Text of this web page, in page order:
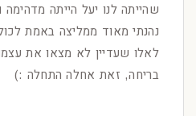
שהייתה לנו יעל הייתה
נהנתי מאוד ממליצה באמת
לאלו שעדיין לא מצאו את
בריחה, זאת אחלה התחלה :)